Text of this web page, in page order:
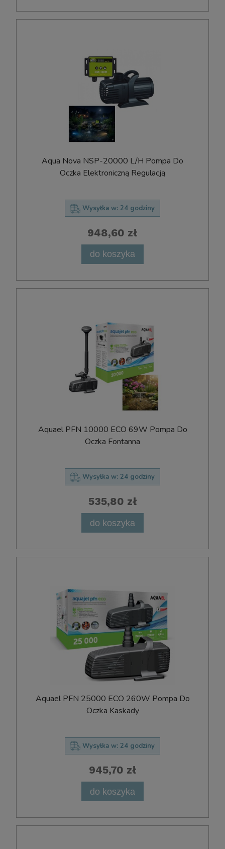
Aqua Nova NSP-20000 L/H Pompa Do
Oczka Elektroniczną Regulacją
Wysyłka w: 24 godziny
948,60 zł
do koszyka
Aquael PFN 10000 ECO 69W Pompa Do
Oczka Fontanna
Wysyłka w: 24 godziny
535,80 zł
do koszyka
Aquael PFN 25000 ECO 260W Pompa Do
Oczka Kaskady
Wysyłka w: 24 godziny
945,70 zł
do koszyka